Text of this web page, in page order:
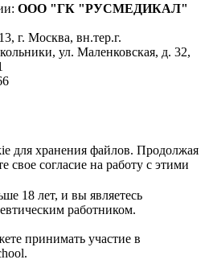
ООО "ГК "РУСМЕДИКАЛ"
, г. Москва, вн.тер.г.
ул. Маленковская, д. 32,
для хранения файлов. Продолжая
свое согласие на работу с этими
18 лет, и вы являетесь
работником.
принимать участие в